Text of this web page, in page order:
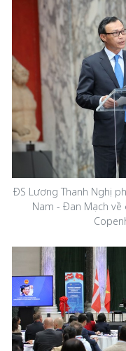
ĐS Lương Thanh Nghị
Nam - Đan Mạch về